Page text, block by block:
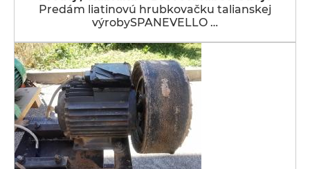
Predám liatinovú hrubkovačku talianskej
výrobySPANEVELLO …